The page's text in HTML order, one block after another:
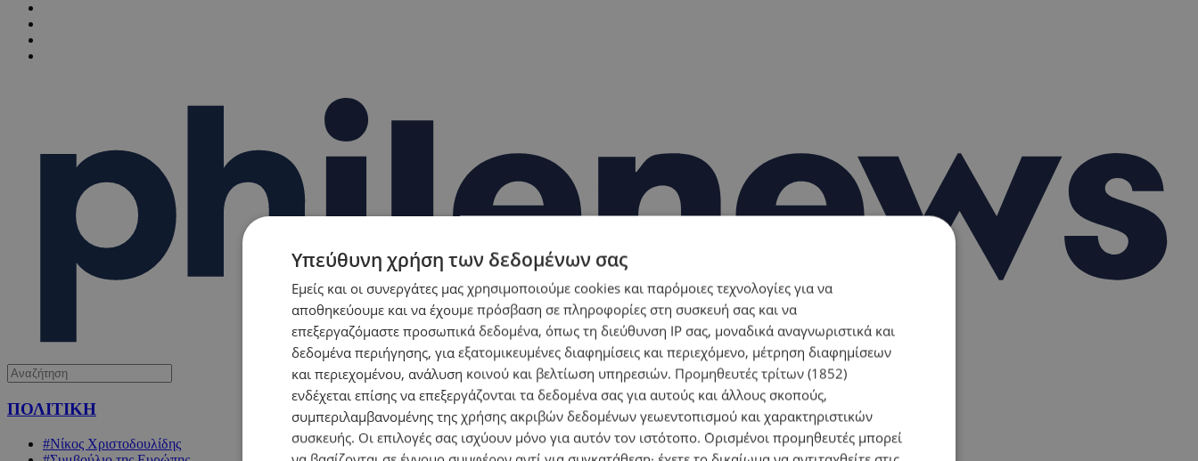
ΠΟΛΙΤΙΚΗ
#Νίκος Χριστοδουλίδης
Υπεύθυνη χρήση των δεδομένων σας
Εμείς και οι συνεργάτες μας χρησιμοποιούμε cookies και παρόμοιες τεχνολογίες για να
αποθηκεύουμε και να έχουμε πρόσβαση σε πληροφορίες στη συσκευή σας και να
επεξεργαζόμαστε προσωπικά δεδομένα, όπως τη διεύθυνση IP σας, μοναδικά αναγνωριστικά και
δεδομένα περιήγησης, για εξατομικευμένες διαφημίσεις και περιεχόμενο, μέτρηση διαφημίσεων
και περιεχομένου, ανάλυση κοινού και βελτίωση υπηρεσιών. Προμηθευτές τρίτων (1852)
ενδέχεται επίσης να επεξεργάζονται τα δεδομένα σας για αυτούς και άλλους σκοπούς,
συμπεριλαμβανομένης της χρήσης ακριβών δεδομένων γεωεντοπισμού και χαρακτηριστικών
συσκευής. Οι επιλογές σας ισχύουν μόνο για αυτόν τον ιστότοπο. Ορισμένοι προμηθευτές μπορεί